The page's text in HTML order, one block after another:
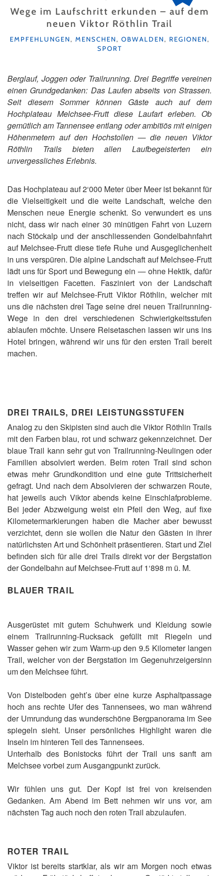
Wege im Laufschritt erkunden – auf dem
neuen Viktor Röthlin Trail
KATEGORIEN
EMPFEHLUNGEN, MENSCHEN, OBWALDEN, REGIONEN,
SPORT
Berglauf, Joggen oder Trailrunning. Drei Begriffe vereinen
einen Grundgedanken: Das Laufen abseits von Strassen.
Seit diesem Sommer können Gäste auch auf dem
Hochplateau Melchsee-Frutt diese Laufart erleben. Ob
gemütlich am Tannensee entlang oder ambitiös mit einigen
Höhenmetern auf den Hochstollen — die neuen Viktor
Röthlin Trails bieten allen Laufbegeisterten ein
unvergessliches Erlebnis.
Das Hochplateau auf 2‘000 Meter über Meer ist bekannt für
die Vielseitigkeit und die weite Landschaft, welche den
Menschen neue Energie schenkt. So verwundert es uns
nicht, dass wir nach einer 30 minütigen Fahrt von Luzern
nach Stöckalp und der anschliessenden Gondelbahnfahrt
auf Melchsee-Frutt diese tiefe Ruhe und Ausgeglichenheit
in uns verspüren. Die alpine Landschaft auf Melchsee-Frutt
lädt uns für Sport und Bewegung ein — ohne Hektik, dafür
in vielseitigen Facetten. Fasziniert von der Landschaft
treffen wir auf Melchsee-Frutt Viktor Röthlin, welcher mit
uns die nächsten drei Tage seine drei neuen Trailrunning-
Wege in den drei verschiedenen Schwierigkeitsstufen
ablaufen möchte. Unsere Reisetaschen lassen wir uns ins
Hotel bringen, während wir uns für den ersten Trail bereit
machen.
DREI TRAILS, DREI LEISTUNGSSTUFEN
Analog zu den Skipisten sind auch die Viktor Röthlin Trails
mit den Farben blau, rot und schwarz gekennzeichnet. Der
blaue Trail kann sehr gut von Trailrunning-Neulingen oder
Familien absolviert werden. Beim roten Trail sind schon
etwas mehr Grundkondition und eine gute Trittsicherheit
gefragt. Und nach dem Absolvieren der schwarzen Route,
hat jeweils auch Viktor abends keine Einschlafprobleme.
Bei jeder Abzweigung weist ein Pfeil den Weg, auf fixe
Kilometermarkierungen haben die Macher aber bewusst
verzichtet, denn sie wollen die Natur den Gästen in ihrer
natürlichsten Art und Schönheit präsentieren. Start und Ziel
befinden sich für alle drei Trails direkt vor der Bergstation
der Gondelbahn auf Melchsee-Frutt auf 1‘898 m ü. M.
BLAUER TRAIL
Ausgerüstet mit gutem Schuhwerk und Kleidung sowie
einem Trailrunning-Rucksack gefüllt mit Riegeln und
Wasser gehen wir zum Warm-up den 9.5 Kilometer langen
Trail, welcher von der Bergstation im Gegenuhrzeigersinn
um den Melchsee führt.
Von Distelboden geht’s über eine kurze Asphaltpassage
hoch ans rechte Ufer des Tannensees, wo man während
der Umrundung das wunderschöne Bergpanorama im See
spiegeln sieht. Unser persönliches Highlight waren die
Inseln im hinteren Teil des Tannensees.
Unterhalb des Bonistocks führt der Trail uns sanft am
Melchsee vorbei zum Ausgangpunkt zurück.
Wir fühlen uns gut. Der Kopf ist frei von kreisenden
Gedanken. Am Abend im Bett nehmen wir uns vor, am
nächsten Tag auch noch den roten Trail abzulaufen.
ROTER TRAIL
Viktor ist bereits startklar, als wir am Morgen noch etwas